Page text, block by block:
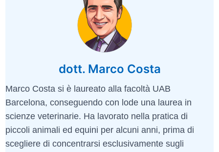
dott. Marco Costa
Marco Costa si è laureato alla facoltà UAB
Barcelona, conseguendo con lode una laurea in
scienze veterinarie. Ha lavorato nella pratica di
piccoli animali ed equini per alcuni anni, prima di
scegliere di concentrarsi esclusivamente sugli